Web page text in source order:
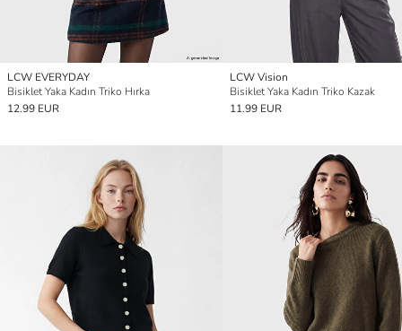
LCW EVERYDAY
Bisiklet Yaka Kadın Triko Hırka
12.99 EUR
LCW Vision
Bisiklet Yaka Kadın Triko Kazak
11.99 EUR